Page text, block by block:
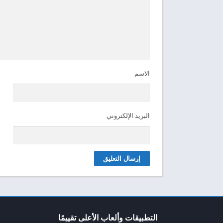
الاسم
البريد الإلكتروني
التطبيقات وألعاب الأعلى تقييمًا